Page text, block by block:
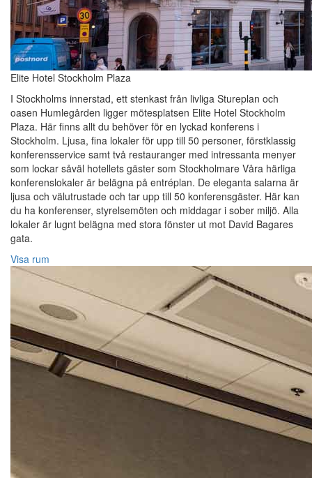
Elite Hotel Stockholm Plaza
I Stockholms innerstad, ett stenkast från livliga Stureplan och
oasen Humlegården ligger mötesplatsen Elite Hotel Stockholm
Plaza. Här finns allt du behöver för en lyckad konferens i
Stockholm. Ljusa, fina lokaler för upp till 50 personer, förstklassig
konferensservice samt två restauranger med intressanta menyer
som lockar såväl hotellets gäster som Stockholmare Våra härliga
konferenslokaler är belägna på entréplan. De eleganta salarna är
ljusa och välutrustade och tar upp till 50 konferensgäster. Här kan
du ha konferenser, styrelsemöten och middagar i sober miljö. Alla
lokaler är lugnt belägna med stora fönster ut mot David Bagares
gata.
Visa rum